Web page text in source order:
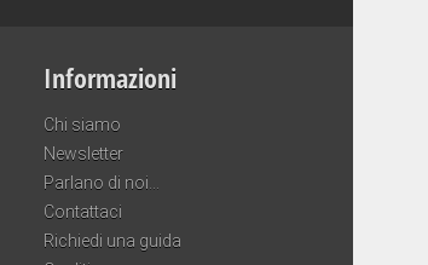
Informazioni
Chi siamo
Newsletter
Parlano di noi…
Contattaci
Richiedi una guida